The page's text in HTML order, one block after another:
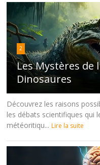
2
Les Mystères de
Dinosaures
Découvrez les raisons
les débats scientifiques qui
météoritiqu... Lire la suite